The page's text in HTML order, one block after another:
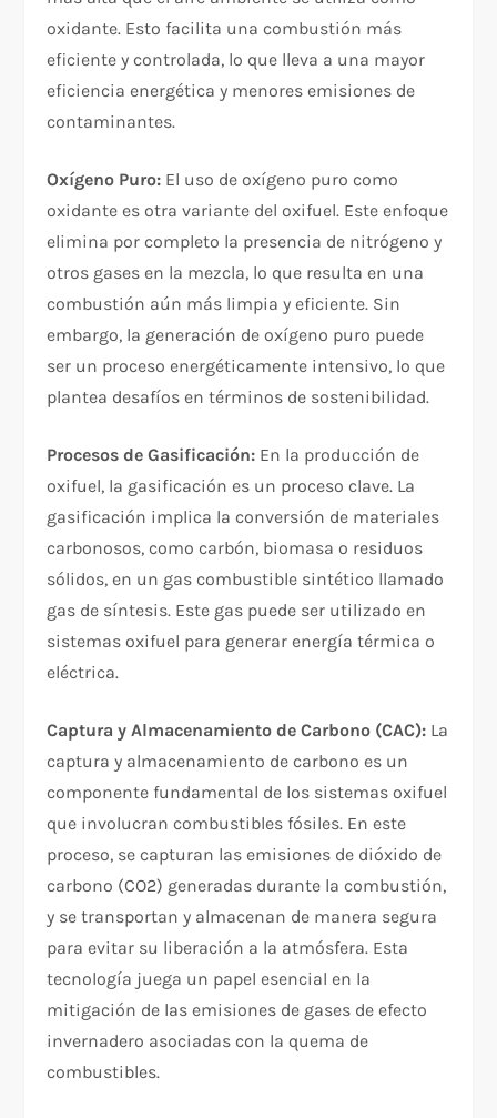
oxidante. Esto facilita una combustión más
eficiente y controlada, lo que lleva a una mayor
eficiencia energética y menores emisiones de
contaminantes.
Oxígeno Puro: El uso de oxígeno puro como
oxidante es otra variante del oxifuel. Este enfoque
elimina por completo la presencia de nitrógeno y
otros gases en la mezcla, lo que resulta en una
combustión aún más limpia y eficiente. Sin
embargo, la generación de oxígeno puro puede
ser un proceso energéticamente intensivo, lo que
plantea desafíos en términos de sostenibilidad.
Procesos de Gasificación: En la producción de
oxifuel, la gasificación es un proceso clave. La
gasificación implica la conversión de materiales
carbonosos, como carbón, biomasa o residuos
sólidos, en un gas combustible sintético llamado
gas de síntesis. Este gas puede ser utilizado en
sistemas oxifuel para generar energía térmica o
eléctrica.
Captura y Almacenamiento de Carbono (CAC): La
captura y almacenamiento de carbono es un
componente fundamental de los sistemas oxifuel
que involucran combustibles fósiles. En este
proceso, se capturan las emisiones de dióxido de
carbono (CO2) generadas durante la combustión,
y se transportan y almacenan de manera segura
para evitar su liberación a la atmósfera. Esta
tecnología juega un papel esencial en la
mitigación de las emisiones de gases de efecto
invernadero asociadas con la quema de
combustibles.